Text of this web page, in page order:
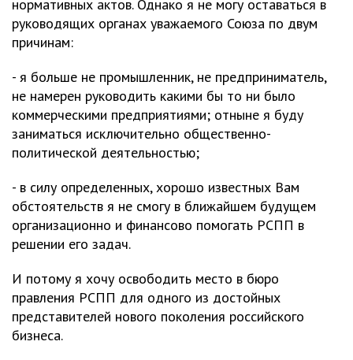
нормативных актов. Однако я не могу оставаться в
руководящих органах уважаемого Союза по двум
причинам:
- я больше не промышленник, не предприниматель,
не намерен руководить какими бы то ни было
коммерческими предприятиями; отныне я буду
заниматься исключительно общественно-
политической деятельностью;
- в силу определенных, хорошо известных Вам
обстоятельств я не смогу в ближайшем будущем
организационно и финансово помогать РСПП в
решении его задач.
И потому я хочу освободить место в бюро
правления РСПП для одного из достойных
представителей нового поколения российского
бизнеса.